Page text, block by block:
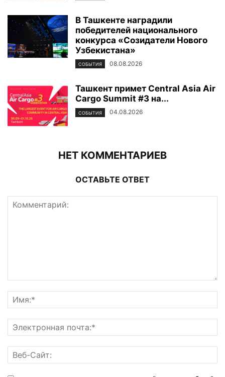
В Ташкенте наградили
победителей национального
конкурса «Созидатели Нового
Узбекистана»
СОБЫТИЯ 08.08.2026
Ташкент примет Central Asia Air
Cargo Summit #3 на...
СОБЫТИЯ 04.08.2026
НЕТ КОММЕНТАРИЕВ
ОСТАВЬТЕ ОТВЕТ